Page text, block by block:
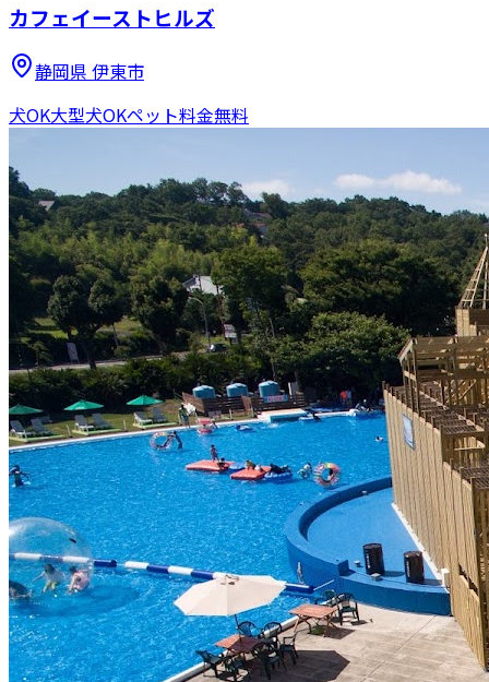
カフェイーストヒルズ
静岡県 伊東市
犬OK大型犬OKペット料金無料